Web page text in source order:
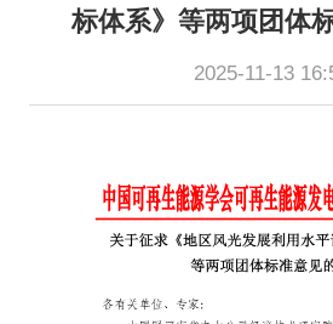
标体系》等两项团体
2025-11-13